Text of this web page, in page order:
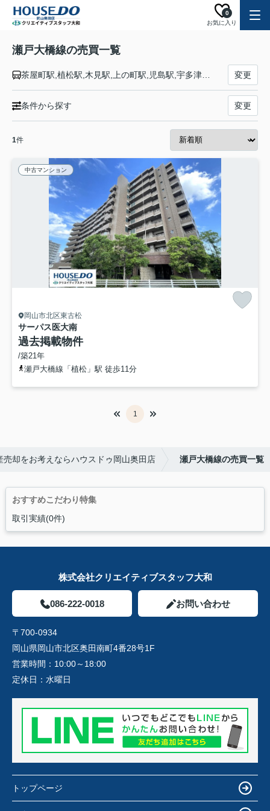
お気に入り
0
瀬戸大橋線の売買一覧
変更
条件から探す 変更
1件
中古マンション
岡山市北区東古松
サーパス医大南
過去掲載物件
/築21年
瀬戸大橋線「植松」駅 徒歩11分
1
売却をお考えならハウスドゥ岡山奥田店 瀬戸大橋線の売買一覧
おすすめこだわり特集
取引実績(0件)
株式会社クリエイティブスタッフ大和
086-222-0018 お問い合わせ
〒700-0934
岡山県岡山市北区奥田南町4番28号1F
営業時間： 10:00～18:00
定休日： 水曜日
トップページ